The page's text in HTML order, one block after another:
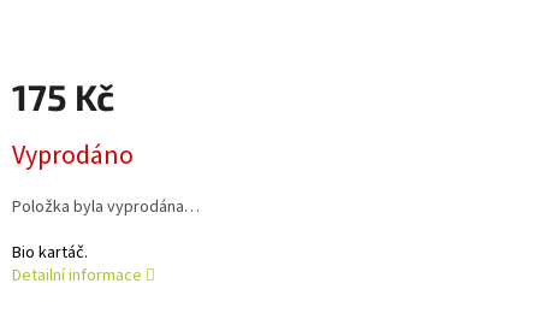
175 Kč
cena:
Vyprodáno
Položka byla vyprodána…
Bio kartáč.
Detailní informace